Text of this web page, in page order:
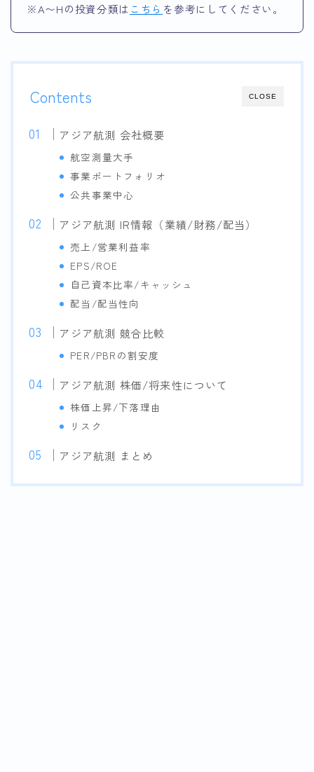
※A〜Hの投資分類は こちら を参考にしてください。
CLOSE
Contents
アジア航測 会社概要
航空測量大手
事業ポートフォリオ
公共事業中心
アジア航測 IR情報（業績/財務/配当）
売上/営業利益率
EPS/ROE
自己資本比率/キャッシュ
配当/配当性向
アジア航測 競合比較
PER/PBRの割安度
アジア航測 株価/将来性について
株価上昇/下落理由
リスク
アジア航測 まとめ